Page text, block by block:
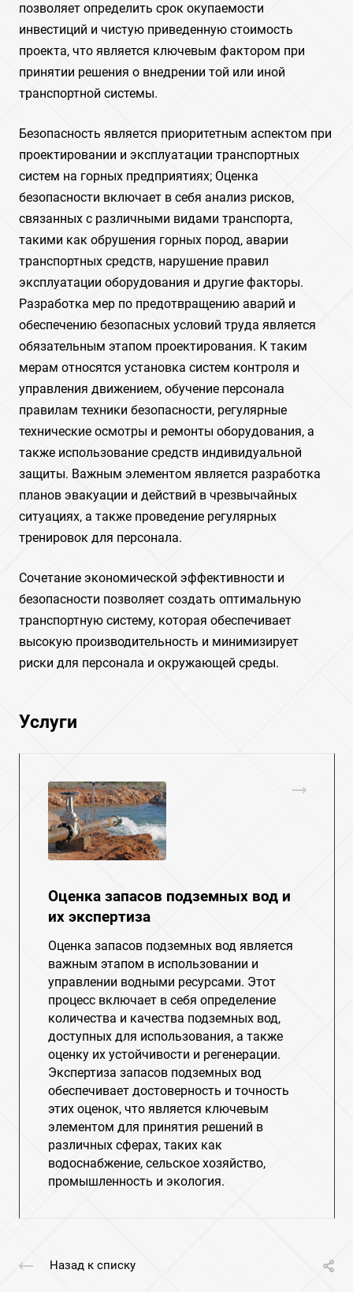
позволяет определить срок окупаемости
инвестиций и чистую приведенную стоимость
проекта‚ что является ключевым фактором при
принятии решения о внедрении той или иной
транспортной системы.
Безопасность является приоритетным аспектом при
проектировании и эксплуатации транспортных
систем на горных предприятиях; Оценка
безопасности включает в себя анализ рисков‚
связанных с различными видами транспорта‚
такими как обрушения горных пород‚ аварии
транспортных средств‚ нарушение правил
эксплуатации оборудования и другие факторы.
Разработка мер по предотвращению аварий и
обеспечению безопасных условий труда является
обязательным этапом проектирования. К таким
мерам относятся установка систем контроля и
управления движением‚ обучение персонала
правилам техники безопасности‚ регулярные
технические осмотры и ремонты оборудования‚ а
также использование средств индивидуальной
защиты. Важным элементом является разработка
планов эвакуации и действий в чрезвычайных
ситуациях‚ а также проведение регулярных
тренировок для персонала.
Сочетание экономической эффективности и
безопасности позволяет создать оптимальную
транспортную систему‚ которая обеспечивает
высокую производительность и минимизирует
риски для персонала и окружающей среды.
Услуги
Оценка запасов подземных вод и
их экспертиза
Оценка запасов подземных вод является
важным этапом в использовании и
управлении водными ресурсами. Этот
процесс включает в себя определение
количества и качества подземных вод,
доступных для использования, а также
оценку их устойчивости и регенерации.
Экспертиза запасов подземных вод
обеспечивает достоверность и точность
этих оценок, что является ключевым
элементом для принятия решений в
различных сферах, таких как
водоснабжение, сельское хозяйство,
промышленность и экология.
Назад к списку